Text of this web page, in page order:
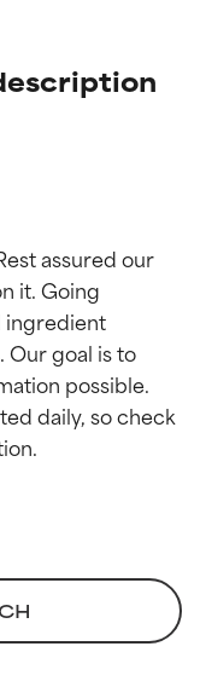
assured our
it. Going
ingredient
Our goal is to
possible.
daily, so check
door
of
door
of